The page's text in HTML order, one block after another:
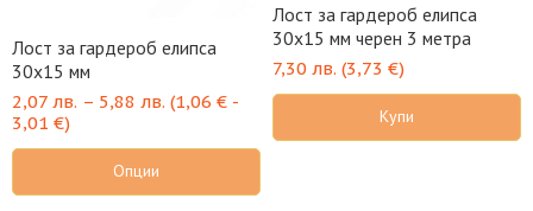
Лост за гардероб елипса
30х15 мм
2,07 лв. – 5,88 лв. (1,06 € -
3,01 €)
Опции
Лост за гардероб елипса
30х15 мм черен 3 метра
7,30 лв. (3,73 €)
Купи